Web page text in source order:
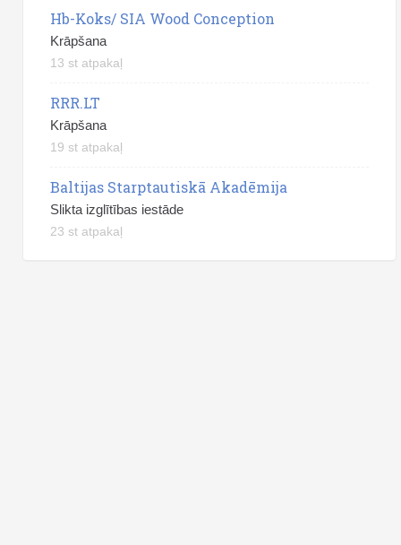
Hb-Koks/ SIA Wood Conception
Krāpšana
13 st atpakaļ
RRR.LT
Krāpšana
19 st atpakaļ
Baltijas Starptautiskā Akadēmija
Slikta izglītības iestāde
23 st atpakaļ